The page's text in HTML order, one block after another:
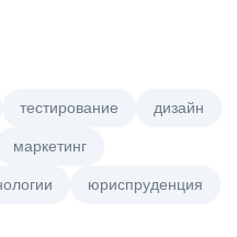
тестирование дизайн
маркетинг
юриспруденция